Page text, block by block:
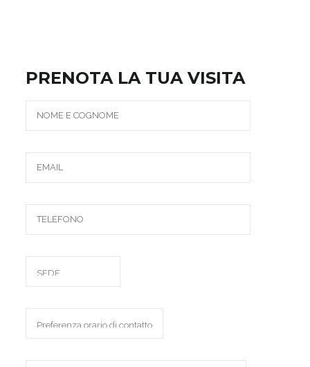
PRENOTA LA TUA VISITA